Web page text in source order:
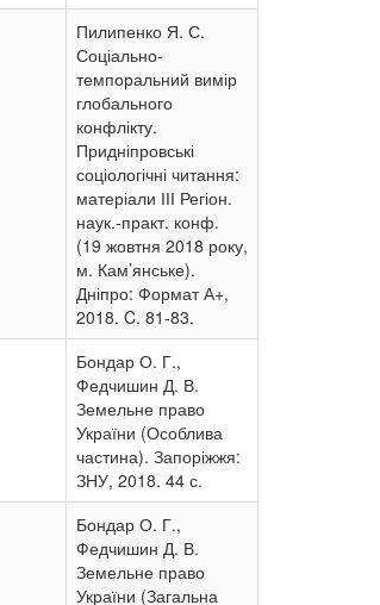
Пилипенко Я. С.
Соціально-
темпоральний вимір
глобального
конфлікту.
Придніпровські
соціологічні читання:
матеріали ІІІ Регіон.
наук.-практ. конф.
(19 жовтня 2018 року,
м. Кам’янське).
Дніпро: Формат А+,
2018. C. 81-83.
Бондар О. Г.,
Федчишин Д. В.
Земельне право
України (Особлива
частина). Запоріжжя:
ЗНУ, 2018. 44 с.
Бондар О. Г.,
Федчишин Д. В.
Земельне право
України (Загальна